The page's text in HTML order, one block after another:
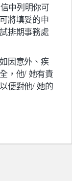
中列明你可
將填妥的申
排期事務處
因意外、疾
，他/ 她有責
便對他/ 她的